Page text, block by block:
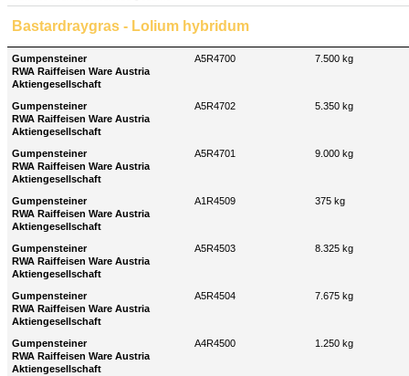
Bastardraygras - Lolium hybridum
Gumpensteiner
RWA Raiffeisen Ware Austria
Aktiengesellschaft
A5R4700 7.500 kg
Gumpensteiner
RWA Raiffeisen Ware Austria
Aktiengesellschaft
A5R4702 5.350 kg
Gumpensteiner
RWA Raiffeisen Ware Austria
Aktiengesellschaft
A5R4701 9.000 kg
Gumpensteiner
RWA Raiffeisen Ware Austria
Aktiengesellschaft
A1R4509 375 kg
Gumpensteiner
RWA Raiffeisen Ware Austria
Aktiengesellschaft
A5R4503 8.325 kg
Gumpensteiner
RWA Raiffeisen Ware Austria
Aktiengesellschaft
A5R4504 7.675 kg
Gumpensteiner
RWA Raiffeisen Ware Austria
Aktiengesellschaft
A4R4500 1.250 kg